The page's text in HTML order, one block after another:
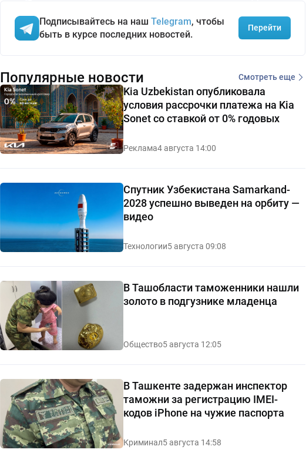
Подписывайтесь на наш Telegram, чтобы
быть в курсе последних новостей.
Перейти
Популярные новости Смотреть еще
Kia Uzbekistan опубликовала
условия рассрочки платежа на Kia
Sonet со ставкой от 0% годовых
Реклама4 августа 14:00
Спутник Узбекистана Samarkand-
2028 успешно выведен на орбиту —
видео
Технологии5 августа 09:08
В Ташобласти таможенники нашли
золото в подгузнике младенца
Общество5 августа 12:05
В Ташкенте задержан инспектор
таможни за регистрацию IMEI-
кодов iPhone на чужие паспорта
Криминал5 августа 14:58